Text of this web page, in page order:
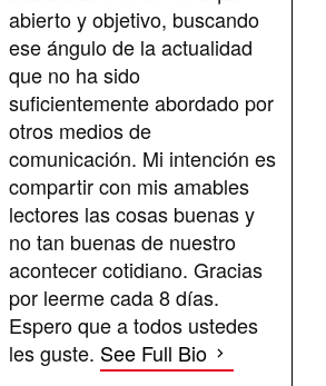
abierto y objetivo, buscando
ese ángulo de la actualidad
que no ha sido
suficientemente abordado por
otros medios de
comunicación. Mi intención es
compartir con mis amables
lectores las cosas buenas y
no tan buenas de nuestro
acontecer cotidiano. Gracias
por leerme cada 8 días.
Espero que a todos ustedes
les guste. See Full Bio